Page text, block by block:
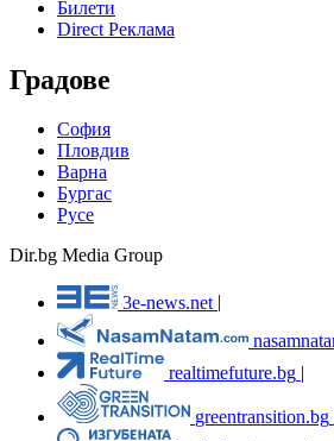
Билети
Direct Реклама
Градове
София
Пловдив
Варна
Бургас
Русе
Dir.bg Media Group
3e-news.net
realtimefuture.bg |
greentransition.bg